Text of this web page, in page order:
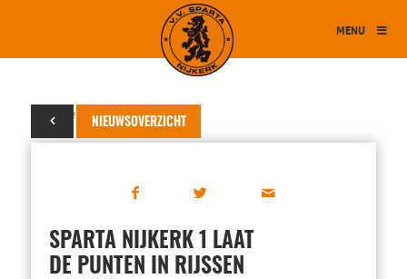
MENU
NIEUWSOVERZICHT
09 december 2018
SPARTA NIJKERK 1 LAAT
DE PUNTEN IN RIJSSEN